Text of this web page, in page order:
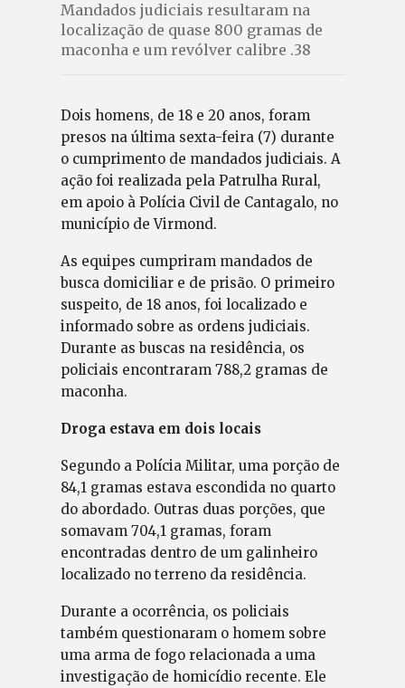
Mandados judiciais resultaram na
localização de quase 800 gramas de
maconha e um revólver calibre .38
Dois homens, de 18 e 20 anos, foram
presos na última sexta-feira (7) durante
o cumprimento de mandados judiciais. A
ação foi realizada pela Patrulha Rural,
em apoio à Polícia Civil de Cantagalo, no
município de Virmond.
As equipes cumpriram mandados de
busca domiciliar e de prisão. O primeiro
suspeito, de 18 anos, foi localizado e
informado sobre as ordens judiciais.
Durante as buscas na residência, os
policiais encontraram 788,2 gramas de
maconha.
Droga estava em dois locais
Segundo a Polícia Militar, uma porção de
84,1 gramas estava escondida no quarto
do abordado. Outras duas porções, que
somavam 704,1 gramas, foram
encontradas dentro de um galinheiro
localizado no terreno da residência.
Durante a ocorrência, os policiais
também questionaram o homem sobre
uma arma de fogo relacionada a uma
investigação de homicídio recente. Ele